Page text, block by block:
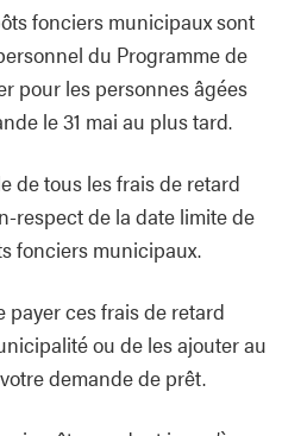
fonciers municipaux sont
du Programme de
pour les personnes âgées
le 31 mai au plus tard.
de tous les frais de retard
respect de la date limite de
fonciers municipaux.
payer ces frais de retard
ou de les ajouter au
demande de prêt.